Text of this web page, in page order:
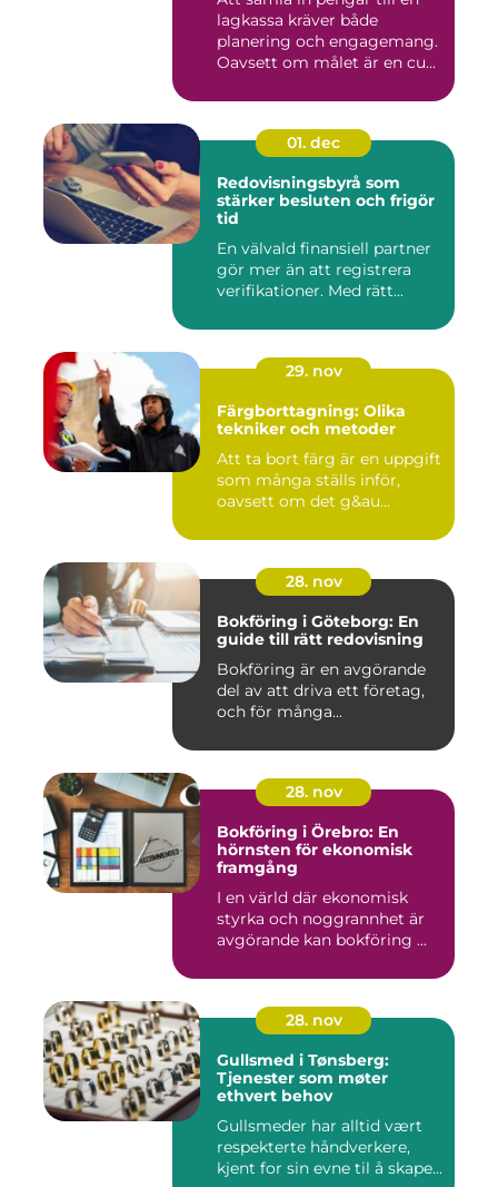
lagkassa kräver både
planering och engagemang.
Oavsett om målet är en cu...
01. dec
Redovisningsbyrå som
stärker besluten och frigör
tid
En välvald finansiell partner
gör mer än att registrera
verifikationer. Med rätt...
29. nov
Färgborttagning: Olika
tekniker och metoder
Att ta bort färg är en uppgift
som många ställs inför,
oavsett om det g&au...
28. nov
Bokföring i Göteborg: En
guide till rätt redovisning
Bokföring är en avgörande
del av att driva ett företag,
och för många...
28. nov
Bokföring i Örebro: En
hörnsten för ekonomisk
framgång
I en värld där ekonomisk
styrka och noggrannhet är
avgörande kan bokföring ...
28. nov
Gullsmed i Tønsberg:
Tjenester som møter
ethvert behov
Gullsmeder har alltid vært
respekterte håndverkere,
kjent for sin evne til å skape...